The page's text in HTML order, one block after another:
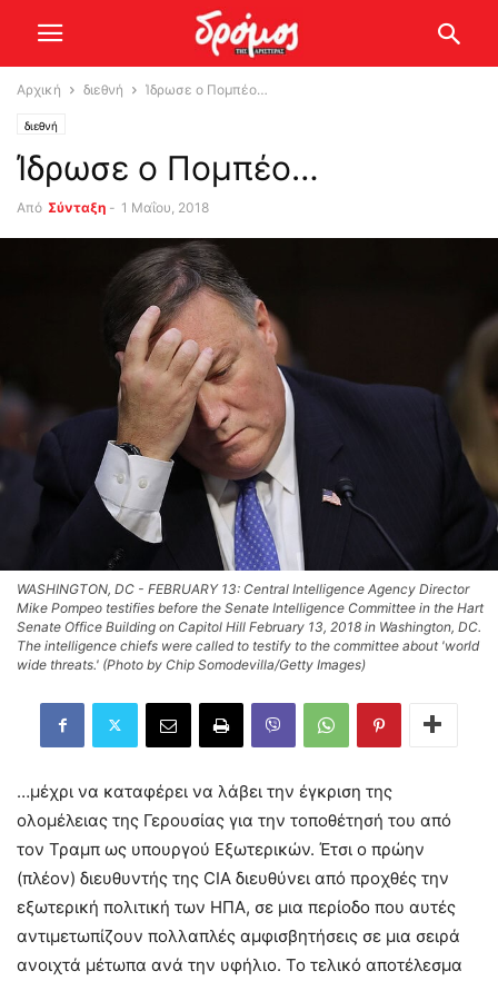
Αρχική διεθνή Ίδρωσε ο Πομπέο…
διεθνή
Ίδρωσε ο Πομπέο…
Από Σύνταξη - 1 Μαΐου, 2018
WASHINGTON, DC - FEBRUARY 13: Central Intelligence Agency Director
Mike Pompeo testifies before the Senate Intelligence Committee in the Hart
Senate Office Building on Capitol Hill February 13, 2018 in Washington, DC.
The intelligence chiefs were called to testify to the committee about 'world
wide threats.' (Photo by Chip Somodevilla/Getty Images)
…μέχρι να καταφέρει να λάβει την έγκριση της
ολομέλειας της Γερουσίας για την τοποθέτησή του από
τον Τραμπ ως υπουργού Εξωτερικών. Έτσι ο πρώην
(πλέον) διευθυντής της CIA διευθύνει από προχθές την
εξωτερική πολιτική των ΗΠΑ, σε μια περίοδο που αυτές
αντιμετωπίζουν πολλαπλές αμφισβητήσεις σε μια σειρά
ανοιχτά μέτωπα ανά την υφήλιο. Το τελικό αποτέλεσμα